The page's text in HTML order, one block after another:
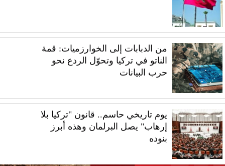
من الدبابات إلى الخوارزميات: قمة
الناتو في تركيا وتحوّل الردع نحو
حرب البيانات
يوم تاريخي حاسم.. قانون "تركيا بلا
إرهاب" يصل البرلمان وهذه أبرز
بنوده